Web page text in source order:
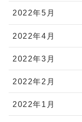
2022年5月
2022年4月
2022年3月
2022年2月
2022年1月